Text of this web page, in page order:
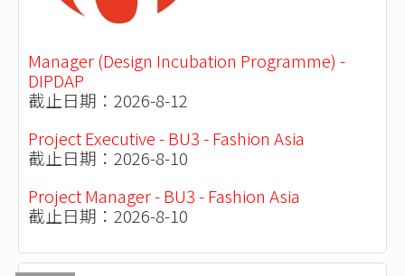
Manager (Design Incubation Programme) -
DIPDAP
截止日期：2026-8-12
Project Executive - BU3 - Fashion Asia
截止日期：2026-8-10
Project Manager - BU3 - Fashion Asia
截止日期：2026-8-10